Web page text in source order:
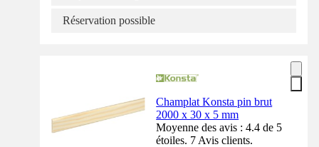
Réservation possible
Champlat Konsta pin brut
2000 x 30 x 5 mm
Moyenne des avis : 4.4 de 5
étoiles. 7 Avis clients.